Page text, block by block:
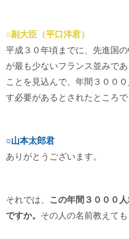
○副大臣（平口洋君）
平成３０年頃までに、先進国
が最も少ないフランス並みで
ことを見込んで、年間３００
す必要があるとされたところで
○山本太郎君
ありがとうございます。
それでは、 この年間３０００
ですか。 その人の名前教えて